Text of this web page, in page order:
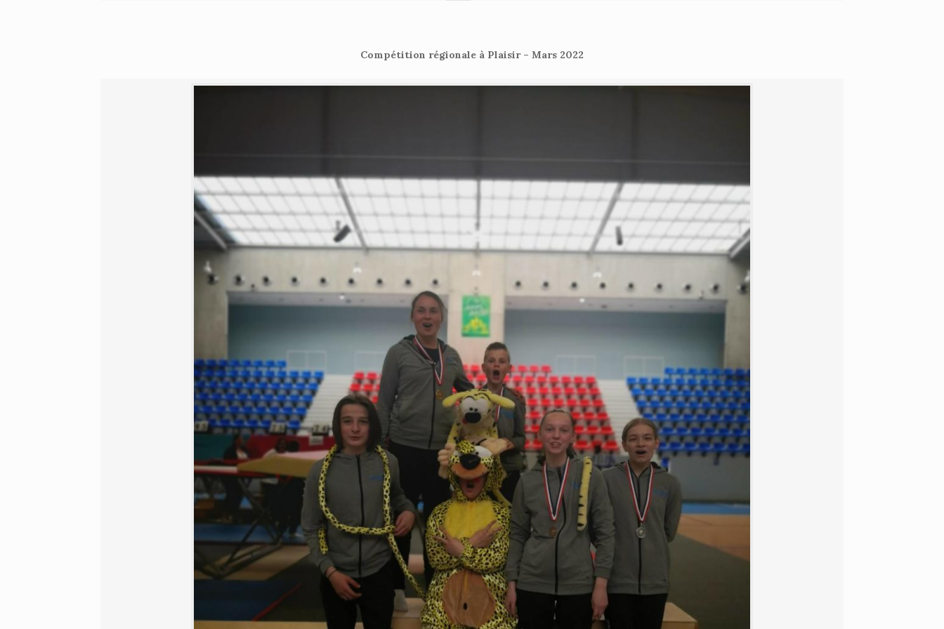
Compétition régionale à Plaisir – Mars 2022